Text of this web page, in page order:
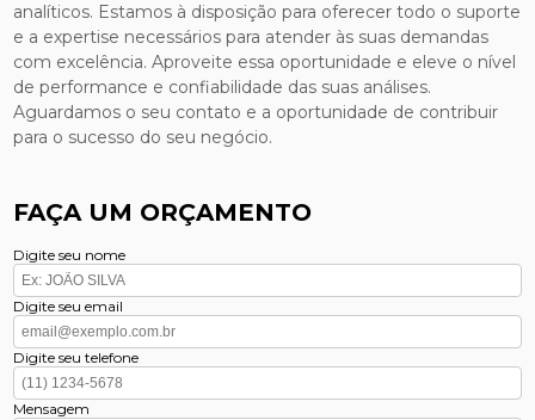
analíticos. Estamos à disposição para oferecer todo o suporte
e a expertise necessários para atender às suas demandas
com excelência. Aproveite essa oportunidade e eleve o nível
de performance e confiabilidade das suas análises.
Aguardamos o seu contato e a oportunidade de contribuir
para o sucesso do seu negócio.
FAÇA UM ORÇAMENTO
Digite seu nome
Digite seu email
Digite seu telefone
Mensagem